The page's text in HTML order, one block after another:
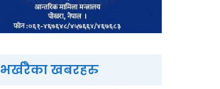
भर्खरैका खबरहरु